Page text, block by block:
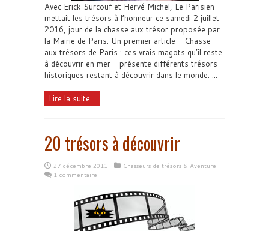
Avec Erick Surcouf et Hervé Michel, Le Parisien
mettait les trésors à l’honneur ce samedi 2 juillet
2016, jour de la chasse aux trésor proposée par
la Mairie de Paris. Un premier article – Chasse
aux trésors de Paris : ces vrais magots qu’il reste
à découvrir en mer – présente différents trésors
historiques restant à découvrir dans le monde. ...
Lire la suite...
20 trésors à découvrir
27 décembre 2011
Chasseurs de trésors & Aventure
1 commentaire